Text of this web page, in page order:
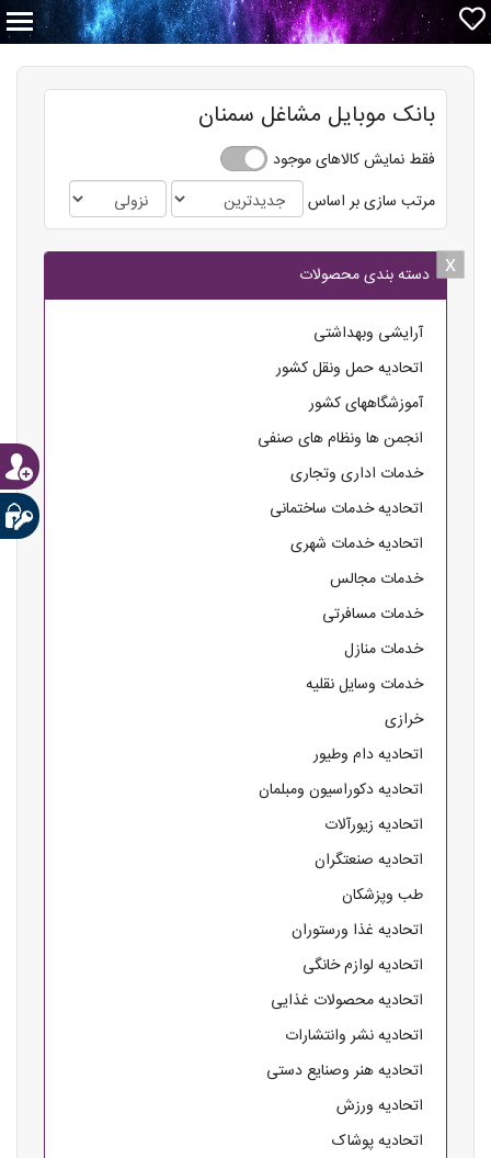
بانک موبایل مشاغل سمنان
فقط نمایش کالاهای موجود
مرتب سازی بر اساس
x دسته بندی محصولات
آرایشی وبهداشتی
اتحادیه حمل ونقل کشور
آموزشگاههای کشور
انجمن ها ونظام های صنفی
خدمات اداری وتجاری
اتحادیه خدمات ساختمانی
اتحادیه خدمات شهری
خدمات مجالس
خدمات مسافرتی
خدمات منازل
خدمات وسایل نقلیه
خرازی
اتحادیه دام وطیور
اتحادیه دکوراسیون ومبلمان
اتحادیه زیورآلات
اتحادیه صنعتگران
طب وپزشکان
اتحادیه غذا ورستوران
اتحادیه لوازم خانگی
اتحادیه محصولات غذایی
اتحادیه نشر وانتشارات
اتحادیه هنر وصنایع دستی
اتحادیه ورزش
اتحادیه پوشاک
x